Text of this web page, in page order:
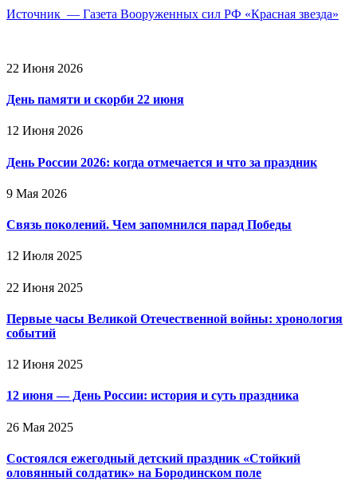
Источник — Газета Вооруженных сил РФ «Красная звезда»
22 Июня 2026
День памяти и скорби 22 июня
12 Июня 2026
День России 2026: когда отмечается и что за праздник
9 Мая 2026
Связь поколений. Чем запомнился парад Победы
12 Июля 2025
22 Июня 2025
Первые часы Великой Отечественной войны: хронология
событий
12 Июня 2025
12 июня — День России: история и суть праздника
26 Мая 2025
Состоялся ежегодный детский праздник «Стойкий
оловянный солдатик» на Бородинском поле